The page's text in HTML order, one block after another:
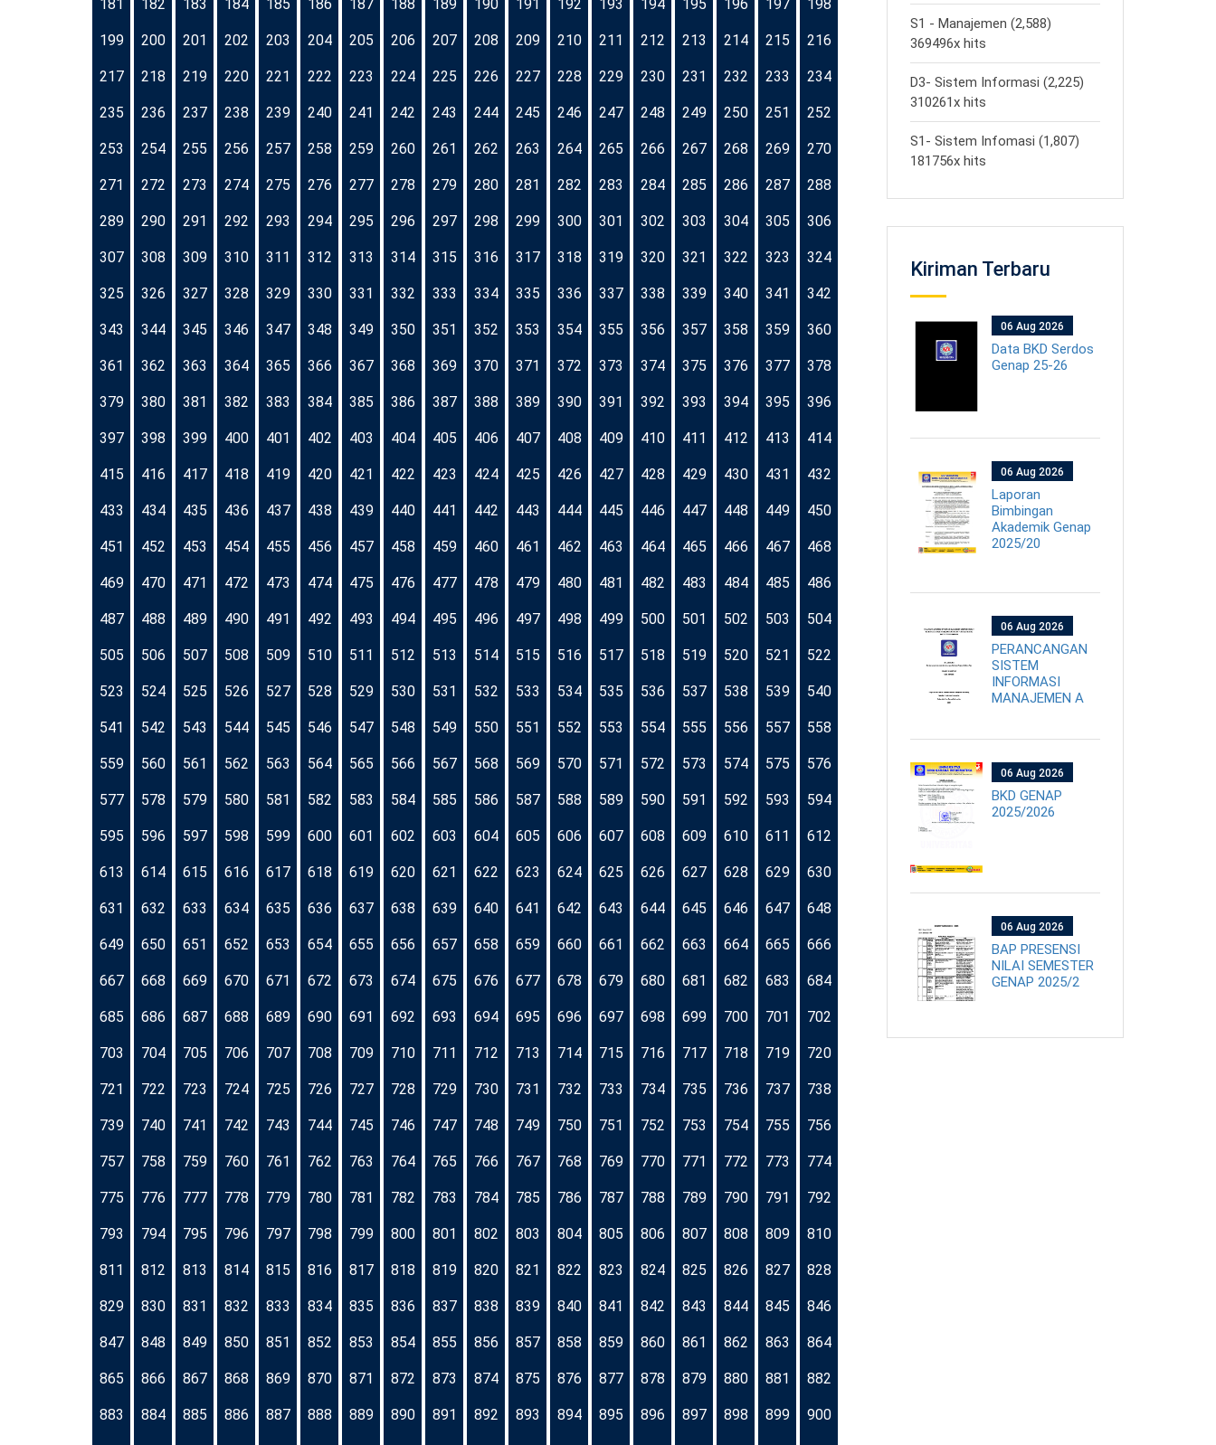
181 182 183 184 185 186 187 188 189 190 191 192 193 194 195 196 197 198
199 200 201 202 203 204 205 206 207 208 209 210 211 212 213 214 215 216
217 218 219 220 221 222 223 224 225 226 227 228 229 230 231 232 233 234
235 236 237 238 239 240 241 242 243 244 245 246 247 248 249 250 251 252
253 254 255 256 257 258 259 260 261 262 263 264 265 266 267 268 269 270
271 272 273 274 275 276 277 278 279 280 281 282 283 284 285 286 287 288
289 290 291 292 293 294 295 296 297 298 299 300 301 302 303 304 305 306
307 308 309 310 311 312 313 314 315 316 317 318 319 320 321 322 323 324
325 326 327 328 329 330 331 332 333 334 335 336 337 338 339 340 341 342
343 344 345 346 347 348 349 350 351 352 353 354 355 356 357 358 359 360
361 362 363 364 365 366 367 368 369 370 371 372 373 374 375 376 377 378
379 380 381 382 383 384 385 386 387 388 389 390 391 392 393 394 395 396
397 398 399 400 401 402 403 404 405 406 407 408 409 410 411 412 413 414
415 416 417 418 419 420 421 422 423 424 425 426 427 428 429 430 431 432
433 434 435 436 437 438 439 440 441 442 443 444 445 446 447 448 449 450
451 452 453 454 455 456 457 458 459 460 461 462 463 464 465 466 467 468
469 470 471 472 473 474 475 476 477 478 479 480 481 482 483 484 485 486
487 488 489 490 491 492 493 494 495 496 497 498 499 500 501 502 503 504
505 506 507 508 509 510 511 512 513 514 515 516 517 518 519 520 521 522
523 524 525 526 527 528 529 530 531 532 533 534 535 536 537 538 539 540
541 542 543 544 545 546 547 548 549 550 551 552 553 554 555 556 557 558
559 560 561 562 563 564 565 566 567 568 569 570 571 572 573 574 575 576
577 578 579 580 581 582 583 584 585 586 587 588 589 590 591 592 593 594
595 596 597 598 599 600 601 602 603 604 605 606 607 608 609 610 611 612
613 614 615 616 617 618 619 620 621 622 623 624 625 626 627 628 629 630
631 632 633 634 635 636 637 638 639 640 641 642 643 644 645 646 647 648
649 650 651 652 653 654 655 656 657 658 659 660 661 662 663 664 665 666
667 668 669 670 671 672 673 674 675 676 677 678 679 680 681 682 683 684
685 686 687 688 689 690 691 692 693 694 695 696 697 698 699 700 701 702
703 704 705 706 707 708 709 710 711 712 713 714 715 716 717 718 719 720
721 722 723 724 725 726 727 728 729 730 731 732 733 734 735 736 737 738
739 740 741 742 743 744 745 746 747 748 749 750 751 752 753 754 755 756
757 758 759 760 761 762 763 764 765 766 767 768 769 770 771 772 773 774
775 776 777 778 779 780 781 782 783 784 785 786 787 788 789 790 791 792
793 794 795 796 797 798 799 800 801 802 803 804 805 806 807 808 809 810
811 812 813 814 815 816 817 818 819 820 821 822 823 824 825 826 827 828
829 830 831 832 833 834 835 836 837 838 839 840 841 842 843 844 845 846
847 848 849 850 851 852 853 854 855 856 857 858 859 860 861 862 863 864
865 866 867 868 869 870 871 872 873 874 875 876 877 878 879 880 881 882
883 884 885 886 887 888 889 890 891 892 893 894 895 896 897 898 899 900
S1 - Manajemen (2,588)
369496x hits
D3- Sistem Informasi (2,225)
310261x hits
S1- Sistem Infomasi (1,807)
181756x hits
Kiriman Terbaru
06 Aug 2026
Data BKD Serdos
Genap 25-26
06 Aug 2026
Laporan
Bimbingan
Akademik Genap
2025/20
06 Aug 2026
PERANCANGAN
SISTEM
INFORMASI
MANAJEMEN A
06 Aug 2026
BKD GENAP
2025/2026
06 Aug 2026
BAP PRESENSI
NILAI SEMESTER
GENAP 2025/2